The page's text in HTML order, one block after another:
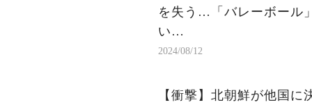
を失う…「バレーボール
い…
2024/08/12
【衝撃】北朝鮮が他国